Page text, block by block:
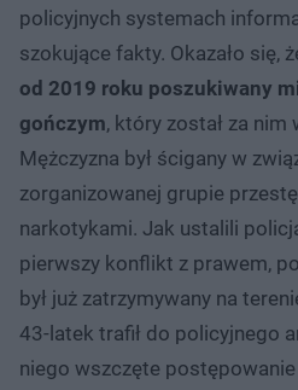
policyjnych systemach
szokujące fakty. Okazało się,
od 2019 roku poszukiwany
gończym, który został za nim
Mężczyzna był ścigany w
zorganizowanej grupie
narkotykami. Jak ustalili
pierwszy konflikt z prawem,
był już zatrzymywany na
43-latek trafił do policyjnego
niego wszczęte